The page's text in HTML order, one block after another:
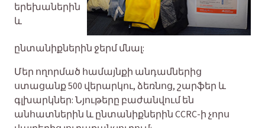
երեխաներին
և
ընտանիքներին ջերմ մնալ:
Մեր ողորմած համայնքի անդամներից
ստացանք 500 վերարկու, ձեռնոց, շարֆեր և
գլխարկներ: Նյութերը բաժանվում են
անհատներին և ընտանիքներին CCRC-ի չորս